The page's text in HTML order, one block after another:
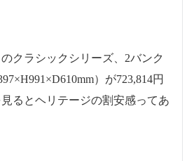
クラシックシリーズ、2バンク
）が723,814円
るとヘリテージの割安感ってあ